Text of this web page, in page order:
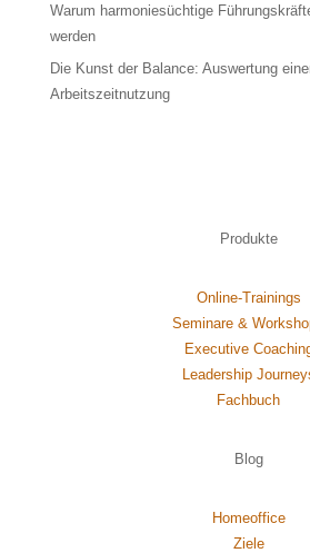
Warum harmoniesüchtige
werden
Die Kunst der Balance: Auswertung
Arbeitszeitnutzung
Produkte
Online-Trainings
Seminare &
Executive
Leadership
Fachbuch
Blog
Homeoffice
Ziele